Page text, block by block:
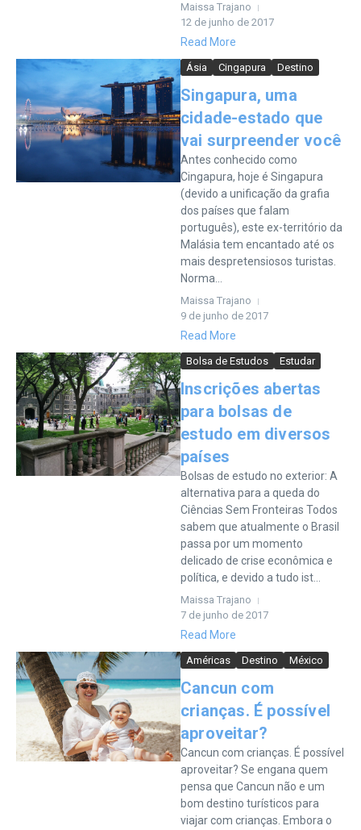
Maissa Trajano
12 de junho de 2017
Read More
Ásia Cingapura Destino
Singapura, uma
cidade-estado que
vai surpreender você
Antes conhecido como
Cingapura, hoje é Singapura
(devido a unificação da grafia
dos países que falam
português), este ex-território da
Malásia tem encantado até os
mais despretensiosos turistas.
Norma...
Maissa Trajano
9 de junho de 2017
Read More
Bolsa de Estudos Estudar
Inscrições abertas
para bolsas de
estudo em diversos
países
Bolsas de estudo no exterior: A
alternativa para a queda do
Ciências Sem Fronteiras Todos
sabem que atualmente o Brasil
passa por um momento
delicado de crise econômica e
política, e devido a tudo ist...
Maissa Trajano
7 de junho de 2017
Read More
Américas Destino México
Cancun com
crianças. É possível
aproveitar?
Cancun com crianças. É possível
aproveitar? Se engana quem
pensa que Cancun não e um
bom destino turísticos para
viajar com crianças. Embora o